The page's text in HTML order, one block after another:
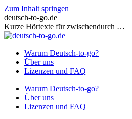
Zum Inhalt springen
deutsch-to-go.de
Kurze Hörtexte für zwischendurch …
Warum Deutsch-to-go?
Über uns
Lizenzen und FAQ
Warum Deutsch-to-go?
Über uns
Lizenzen und FAQ